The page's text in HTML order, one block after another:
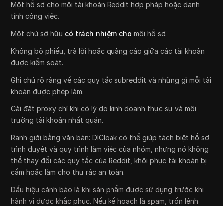
Một hồ sơ cho mỗi tài khoản Reddit hợp pháp hoặc danh
tính công việc.
Một chủ sở hữu có trách nhiệm cho mỗi hồ sơ.
Không bỏ phiếu, trả lời hoặc quảng cáo giữa các tài khoản
được kiểm soát.
Ghi chú rõ ràng về các quy tắc subreddit và những gì mỗi tài
khoản được phép làm.
Cài đặt proxy chỉ khi có lý do kinh doanh thực sự và môi
trường tài khoản nhất quán.
Ranh giới bằng văn bản: DICloak có thể giúp tách biệt hồ sơ
trình duyệt và quy trình làm việc của nhóm, nhưng nó không
thể thay đổi các quy tắc của Reddit, khôi phục tài khoản bị
cấm hoặc làm cho thư rác an toàn.
Dấu hiệu cảnh báo là khi sản phẩm được sử dụng trước khi
hành vi được khắc phục. Nếu kế hoạch là spam, trốn lệnh